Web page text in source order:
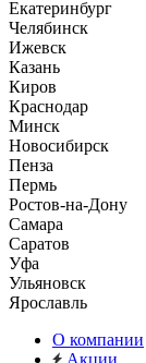
Екатеринбург
Челябинск
Ижевск
Казань
Киров
Краснодар
Минск
Новосибирск
Пенза
Пермь
Ростов-на-Дону
Самара
Саратов
Уфа
Ульяновск
Ярославль
О компании
Акции